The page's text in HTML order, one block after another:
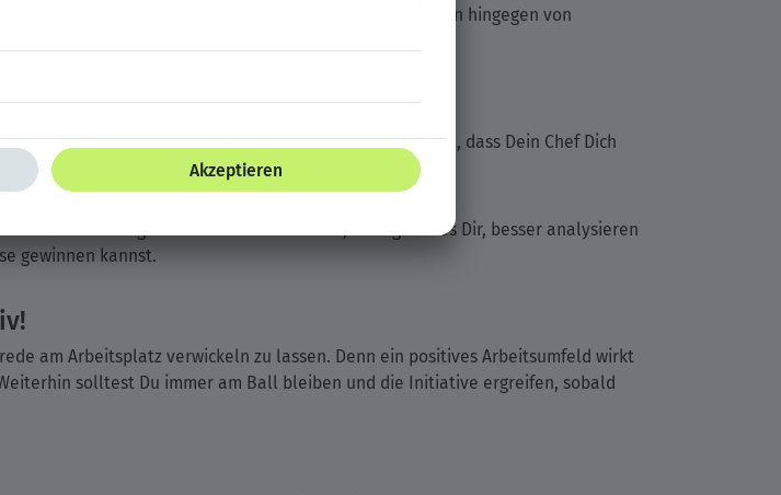
allein zu treffen. Entscheidungen im Team werden hingegen von
nicht zu persönlich nehmen, wenn Du merken solltest, dass Dein Chef Dich
verletzen.
Wahl. Eine gewisse Distanz zu wahren, ermöglicht es Dir, besser analysieren
gewinnen kannst.
am Arbeitsplatz verwickeln zu lassen. Denn ein positives Arbeitsumfeld wirkt
solltest Du immer am Ball bleiben und die Initiative ergreifen, sobald